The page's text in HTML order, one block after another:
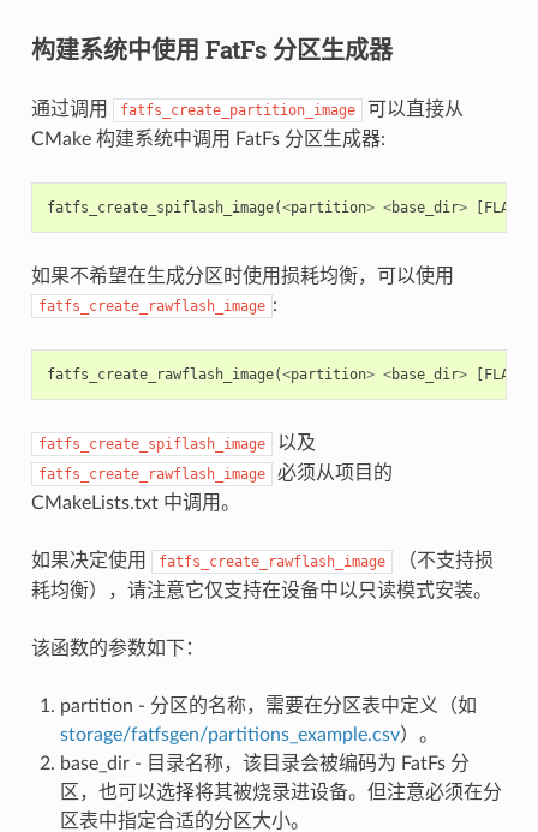
构建系统中使用 FatFs 分区生成器
通过调用 fatfs_create_partition_image
可以直接从
CMake 构建系统中调用 FatFs 分区生成器:
fatfs_create_spiflash_image(<partition> <base_dir> [
如果不希望在生成分区时使用损耗均衡，可以使用
fatfs_create_rawflash_image :
fatfs_create_rawflash_image(<partition> <base_dir> [
fatfs_create_spiflash_image 以及
fatfs_create_rawflash_image
必须从项目的
CMakeLists.txt 中调用。
如果决定使用 fatfs_create_rawflash_image
（不支持损
耗均衡），请注意它仅支持在设备中以只读模式安装。
该函数的参数如下：
partition - 分区的名称，需要在分区表中定义（如
storage/fatfsgen/partitions_example.csv）。
base_dir - 目录名称，该目录会被编码为 FatFs 分
区，也可以选择将其被烧录进设备。但注意必须在分
区表中指定合适的分区大小。